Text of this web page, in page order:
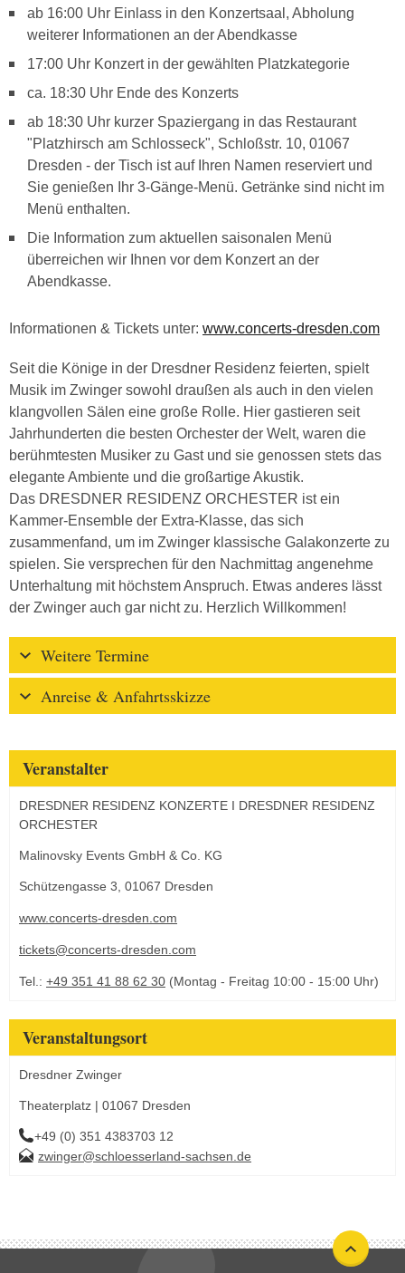
ab 16:00 Uhr Einlass in den Konzertsaal, Abholung
weiterer Informationen an der Abendkasse
17:00 Uhr Konzert in der gewählten Platzkategorie
ca. 18:30 Uhr Ende des Konzerts
ab 18:30 Uhr kurzer Spaziergang in das Restaurant
"Platzhirsch am Schlosseck", Schloßstr. 10, 01067
Dresden - der Tisch ist auf Ihren Namen reserviert und
Sie genießen Ihr 3-Gänge-Menü. Getränke sind nicht im
Menü enthalten.
Die Information zum aktuellen saisonalen Menü
überreichen wir Ihnen vor dem Konzert an der
Abendkasse.
Informationen & Tickets unter: www.concerts-dresden.com
Seit die Könige in der Dresdner Residenz feierten, spielt
Musik im Zwinger sowohl draußen als auch in den vielen
klangvollen Sälen eine große Rolle. Hier gastieren seit
Jahrhunderten die besten Orchester der Welt, waren die
berühmtesten Musiker zu Gast und sie genossen stets das
elegante Ambiente und die großartige Akustik.
Das DRESDNER RESIDENZ ORCHESTER ist ein
Kammer-Ensemble der Extra-Klasse, das sich
zusammenfand, um im Zwinger klassische Galakonzerte zu
spielen. Sie versprechen für den Nachmittag angenehme
Unterhaltung mit höchstem Anspruch. Etwas anderes lässt
der Zwinger auch gar nicht zu. Herzlich Willkommen!
Weitere Termine
Anreise & Anfahrtsskizze
Veranstalter
DRESDNER RESIDENZ KONZERTE I DRESDNER RESIDENZ
ORCHESTER
Malinovsky Events GmbH & Co. KG
Schützengasse 3, 01067 Dresden
www.concerts-dresden.com
tickets@concerts-dresden.com
Tel.: +49 351 41 88 62 30 (Montag - Freitag 10:00 - 15:00 Uhr)
Veranstaltungsort
Dresdner Zwinger
Theaterplatz | 01067 Dresden
+49 (0) 351 4383703 12
zwinger@schloesserland-sachsen.de